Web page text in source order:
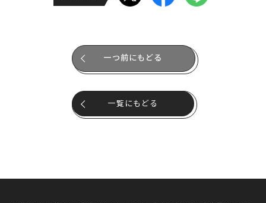
一つ前にもどる
一覧にもどる